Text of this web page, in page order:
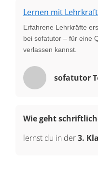
Lernen mit
Erfahrene Lehrkräfte
bei sofatutor – für eine
verlassen kannst.
sofatutor
Wie geht
lernst du in der3.